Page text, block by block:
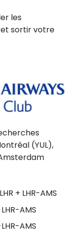
les
sortir votre
(YUL),
+ LHR-AMS
AMS
AMS